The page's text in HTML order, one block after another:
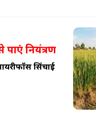
नियंत्रण
सिंचाई